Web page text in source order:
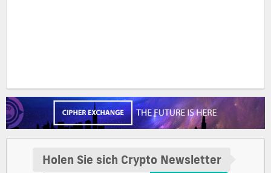
Holen Sie sich Crypto Newsletter